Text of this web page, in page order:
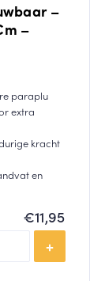
–
–
€11,95
paraplu
extra
kracht
en